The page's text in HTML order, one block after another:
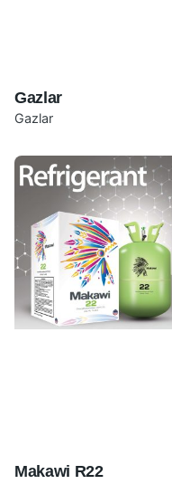
Gazlar
Gazlar
Makawi R22